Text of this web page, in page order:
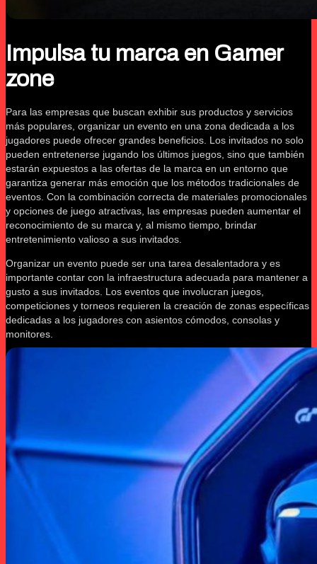
Impulsa tu marca en Gamer
zone
Para las empresas que buscan exhibir sus productos y servicios
más populares, organizar un evento en una zona dedicada a los
jugadores puede ofrecer grandes beneficios. Los invitados no solo
pueden entretenerse jugando los últimos juegos, sino que también
estarán expuestos a las ofertas de la marca en un entorno que
garantiza generar más emoción que los métodos tradicionales de
eventos. Con la combinación correcta de materiales promocionales
y opciones de juego atractivas, las empresas pueden aumentar el
reconocimiento de su marca y, al mismo tiempo, brindar
entretenimiento valioso a sus invitados.
Organizar un evento puede ser una tarea desalentadora y es
importante contar con la infraestructura adecuada para mantener a
gusto a sus invitados. Los eventos que involucran juegos,
competiciones y torneos requieren la creación de zonas específicas
dedicadas a los jugadores con asientos cómodos, consolas y
monitores.